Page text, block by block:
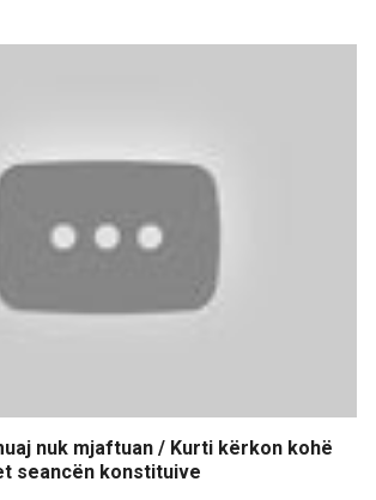
nuk mjaftuan / Kurti kërkon kohë
seancën konstituive